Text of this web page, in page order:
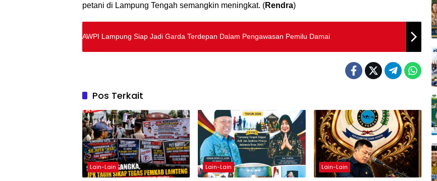
petani di Lampung Tengah semangkin meningkat. (Rendra)
AWPI Lampung Siap Jadi Garda Terdepan Dalam Pengawasan Pemilu Damai
Pos Terkait
Lain-Lain Lain-Lain Lain-Lain